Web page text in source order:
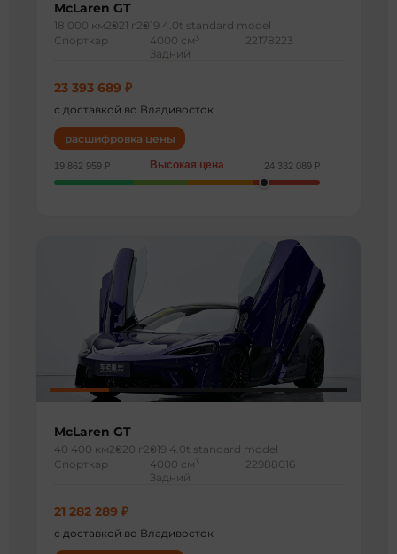
McLaren GT
18 000 км2021 г 2019 4.0t standard model
Спорткар
4000 см 3
Задний
22178223
23 393 689 ₽
с доставкой во Владивосток
расшифровка цены
19 862 959 ₽ Высокая цена 24 332 089 ₽
McLaren GT
40 400 км2020 г 2019 4.0t standard model
Спорткар
4000 см 3
Задний
22988016
21 282 289 ₽
с доставкой во Владивосток